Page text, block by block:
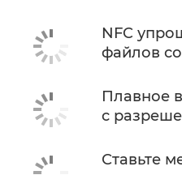
NFC
файлов
Плавное
с
Ставьте